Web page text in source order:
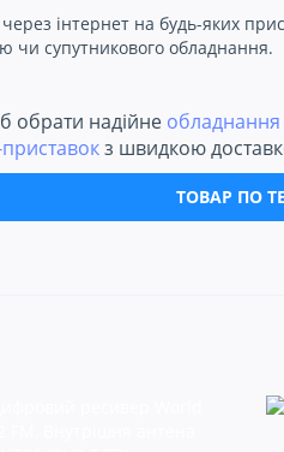
інтернет на будь-яких
чи супутникового обладнання.
обрати надійне
з швидкою
ТОВАР ПО